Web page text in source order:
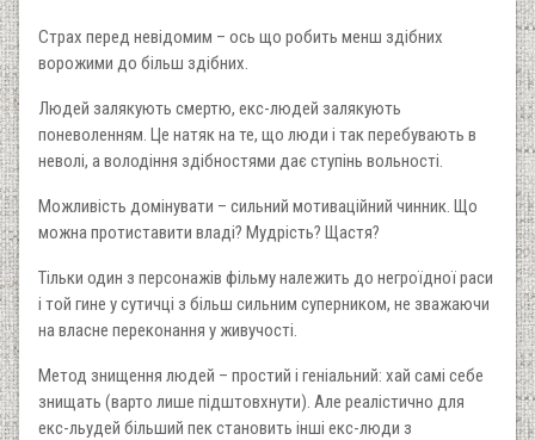
Страх перед невідомим – ось що робить менш здібних
ворожими до більш здібних.
Людей залякують смертю, екс-людей залякують
поневоленням. Це натяк на те, що люди і так перебувають в
неволі, а володіння здібностями дає ступінь вольності.
Можливість домінувати – сильний мотиваційний чинник. Що
можна протиставити владі? Мудрість? Щастя?
Тільки один з персонажів фільму належить до негроїдної раси
і той гине у сутичці з більш сильним суперником, не зважаючи
на власне переконання у живучості.
Метод знищення людей – простий і геніальний: хай самі себе
знищать (варто лише підштовхнути). Але реалістично для
екс-льудей більший пек становить інші екс-люди з